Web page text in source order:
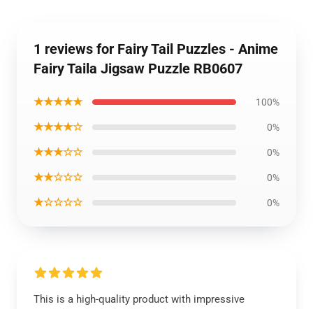
1 reviews for Fairy Tail Puzzles - Anime
Fairy Taila Jigsaw Puzzle RB0607
★★★★★ 100%
★★★★☆ 0%
★★★☆☆ 0%
★★☆☆☆ 0%
★☆☆☆☆ 0%
This is a high-quality product with impressive